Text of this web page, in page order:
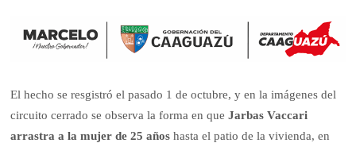
El hecho se resgistró el pasado 1 de octubre, y en la imágenes del
circuito cerrado se observa la forma en queJarbas Vaccari
arrastra a la mujer de 25 añoshasta el patio de la vivienda, en